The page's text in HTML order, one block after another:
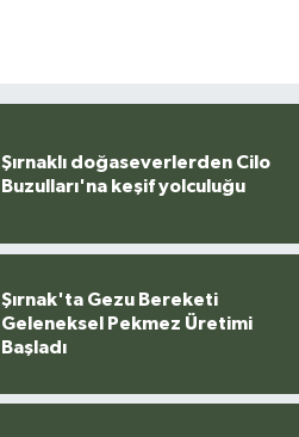
Şırnaklı doğaseverlerden Cilo
Buzulları'na keşif yolculuğu
Şırnak'ta Gezu Bereketi
Geleneksel Pekmez Üretimi
Başladı